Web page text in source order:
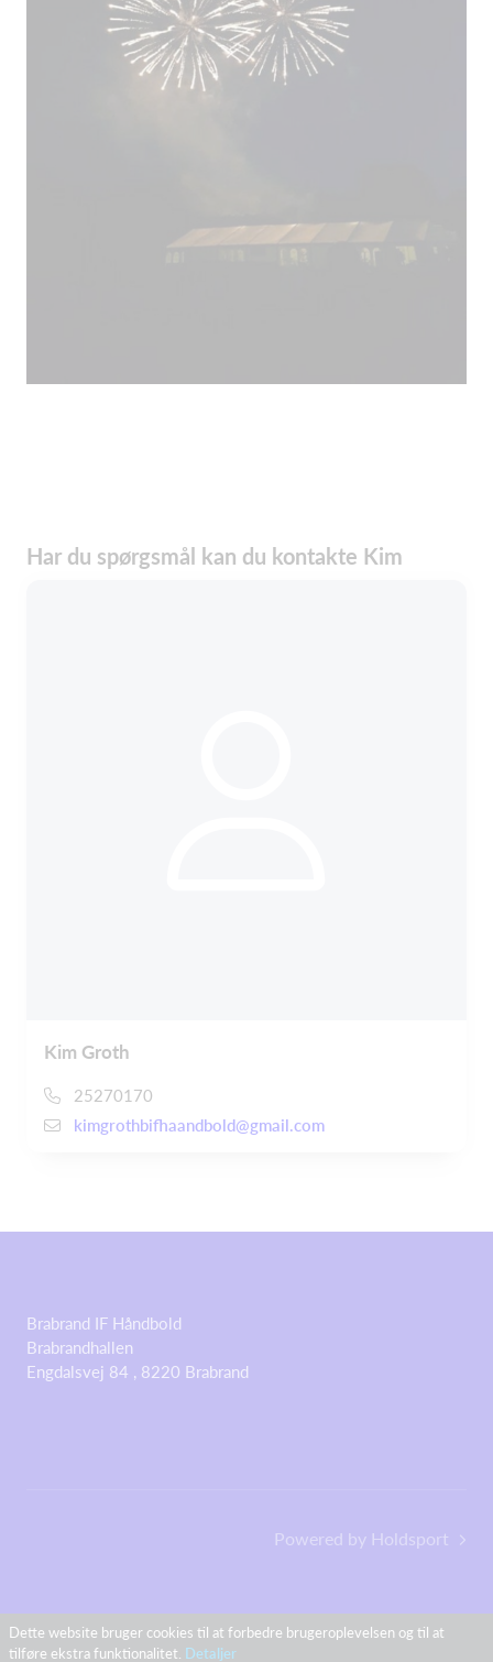
Har du spørgsmål kan du kontakte Kim
Kim Groth
25270170
kimgrothbifhaandbold@gmail.com
Brabrand IF Håndbold
Brabrandhallen
Engdalsvej 84 , 8220 Brabrand
Powered by Holdsport
Dette website bruger cookies til at forbedre brugeroplevelsen og til at
tilføre ekstra funktionalitet. Detaljer